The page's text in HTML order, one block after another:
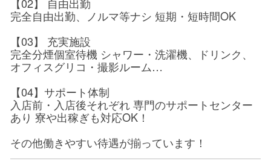
完全自由出勤、ノルマ等ナシ 短期・短時間OK
【03】 充実施設
完全分煙個室待機 シャワー・洗濯機、ドリンク、
オフィスグリコ・撮影ルーム…
【04】サポート体制
入店前・入店後それぞれ 専門のサポートセンター
あり 寮や出稼ぎも対応OK！
その他働きやすい待遇が揃っています！